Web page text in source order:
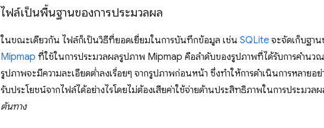
ไฟล์เป็นพื้นฐานของการประมวลผล
ในขณะเดียวกัน ไฟล์ก็เป็นวิธีที่ยอดเยี่ยมในการบันทึกข้อมูล เช่น SQLite จะจัดเก็บฐา
Mipmap ที่ใช้ในการประมวลผลรูปภาพ Mipmap คือลำดับของรูปภาพที่ได้รับการคำน
รูปภาพจะมีความละเอียดต่ำลงเรื่อยๆ จากรูปภาพก่อนหน้า ซึ่งทำให้การดำเนินการหลายอ
รับประโยชน์จากไฟล์ได้อย่างไรโดยไม่ต้องเสียค่าใช้จ่ายด้านประสิทธิภาพในการประมวล
ต้นทาง